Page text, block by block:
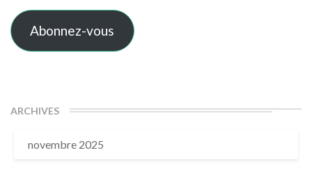
mail
Abonnez-vous
ARCHIVES
novembre 2025